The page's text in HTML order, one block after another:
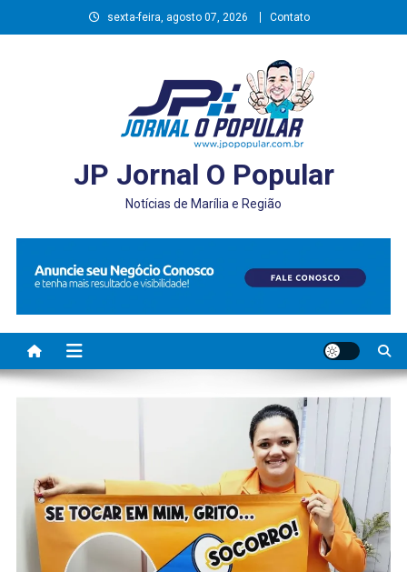
to
sexta-feira, agosto 07, 2026 Contato
JP Jornal O Popular
Notícias de Marília e Região